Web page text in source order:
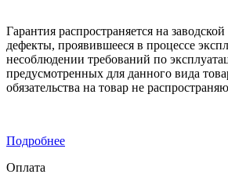
Гарантия распространяется на
дефекты, проявившееся в процессе
несоблюдении требований по
предусмотренных для данного вида
обязательства на товар не
Подробнее
Оплата